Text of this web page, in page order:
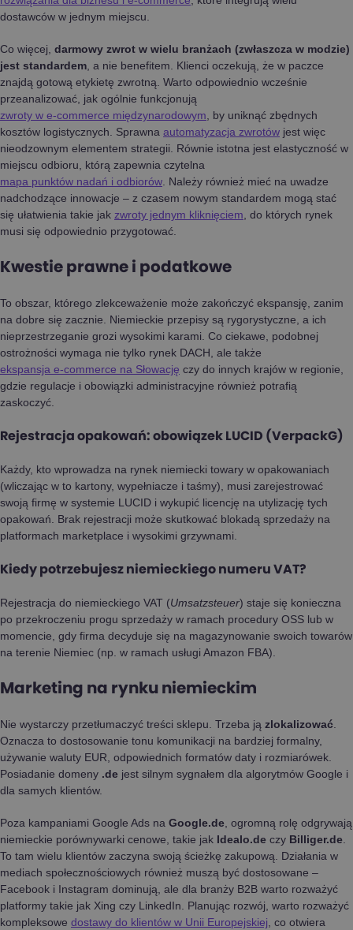
dostawców w jednym miejscu.
Co więcej, darmowy zwrot w wielu branżach (zwłaszcza w modzie)
jest standardem , a nie benefitem. Klienci oczekują, że w paczce
znajdą gotową etykietę zwrotną. Warto odpowiednio wcześnie
przeanalizować, jak ogólnie funkcjonują
zwroty w e-commerce międzynarodowym , by uniknąć zbędnych
kosztów logistycznych. Sprawna automatyzacja zwrotów jest więc
nieodzownym elementem strategii. Równie istotna jest elastyczność w
miejscu odbioru, którą zapewnia czytelna
mapa punktów nadań i odbiorów . Należy również mieć na uwadze
nadchodzące innowacje – z czasem nowym standardem mogą stać
się ułatwienia takie jak zwroty jednym kliknięciem , do których rynek
musi się odpowiednio przygotować.
Kwestie prawne i podatkowe
To obszar, którego zlekceważenie może zakończyć ekspansję, zanim
na dobre się zacznie. Niemieckie przepisy są rygorystyczne, a ich
nieprzestrzeganie grozi wysokimi karami. Co ciekawe, podobnej
ostrożności wymaga nie tylko rynek DACH, ale także
ekspansja e-commerce na Słowację czy do innych krajów w regionie,
gdzie regulacje i obowiązki administracyjne również potrafią
zaskoczyć.
Rejestracja opakowań: obowiązek LUCID (VerpackG)
Każdy, kto wprowadza na rynek niemiecki towary w opakowaniach
(wliczając w to kartony, wypełniacze i taśmy), musi zarejestrować
swoją firmę w systemie LUCID i wykupić licencję na utylizację tych
opakowań. Brak rejestracji może skutkować blokadą sprzedaży na
platformach marketplace i wysokimi grzywnami.
Kiedy potrzebujesz niemieckiego numeru VAT?
Rejestracja do niemieckiego VAT (Umsatzsteuer) staje się konieczna
po przekroczeniu progu sprzedaży w ramach procedury OSS lub w
momencie, gdy firma decyduje się na magazynowanie swoich towarów
na terenie Niemiec (np. w ramach usługi Amazon FBA).
Marketing na rynku niemieckim
Nie wystarczy przetłumaczyć treści sklepu. Trzeba ją zlokalizować
Oznacza to dostosowanie tonu komunikacji na bardziej formalny,
używanie waluty EUR, odpowiednich formatów daty i rozmiarówek.
Posiadanie domeny .de jest silnym sygnałem dla algorytmów Google i
dla samych klientów.
Poza kampaniami Google Ads na Google.de , ogromną rolę odgrywają
niemieckie porównywarki cenowe, takie jak Idealo.de czy Billiger.de
To tam wielu klientów zaczyna swoją ścieżkę zakupową. Działania w
mediach społecznościowych również muszą być dostosowane –
Facebook i Instagram dominują, ale dla branży B2B warto rozważyć
platformy takie jak Xing czy LinkedIn. Planując rozwój, warto rozważyć
kompleksowe dostawy do klientów w Unii Europejskiej , co otwiera